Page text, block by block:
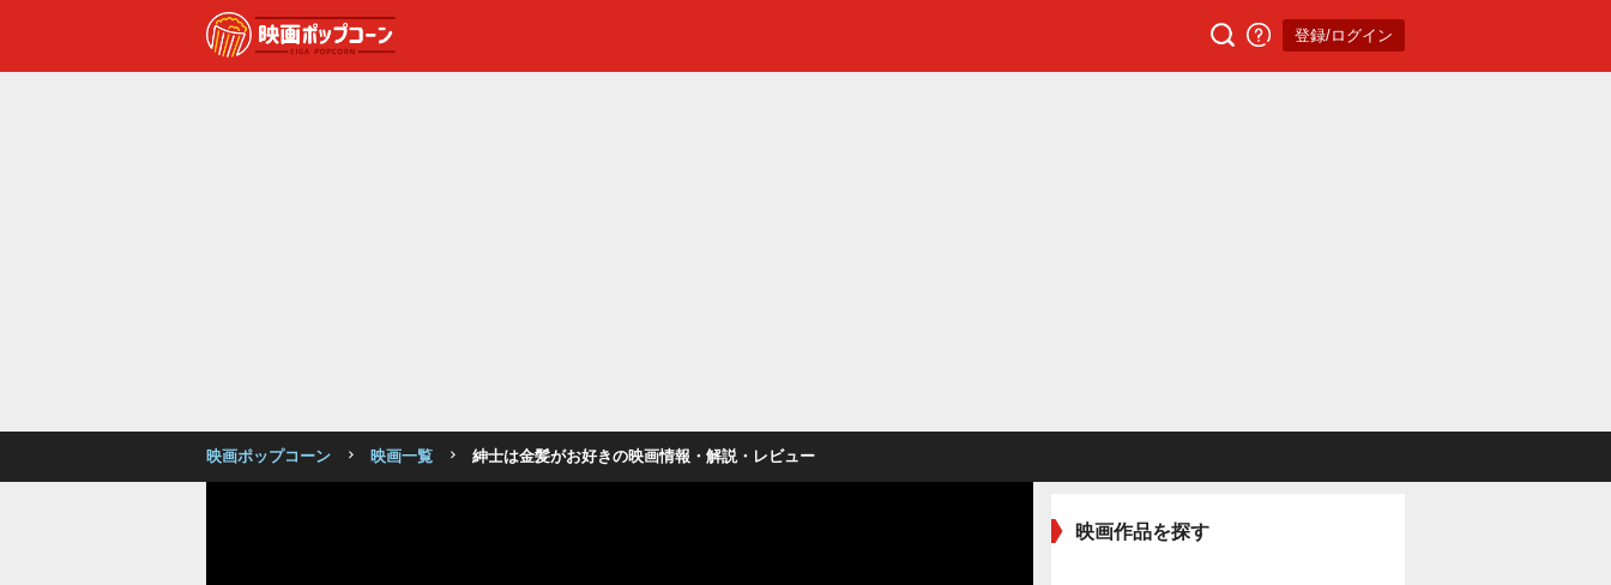
登録/ログイン
映画ポップコーン 映画一覧 紳士は金髪がお好きの映画情報・解説・レビュー
映画作品を探す